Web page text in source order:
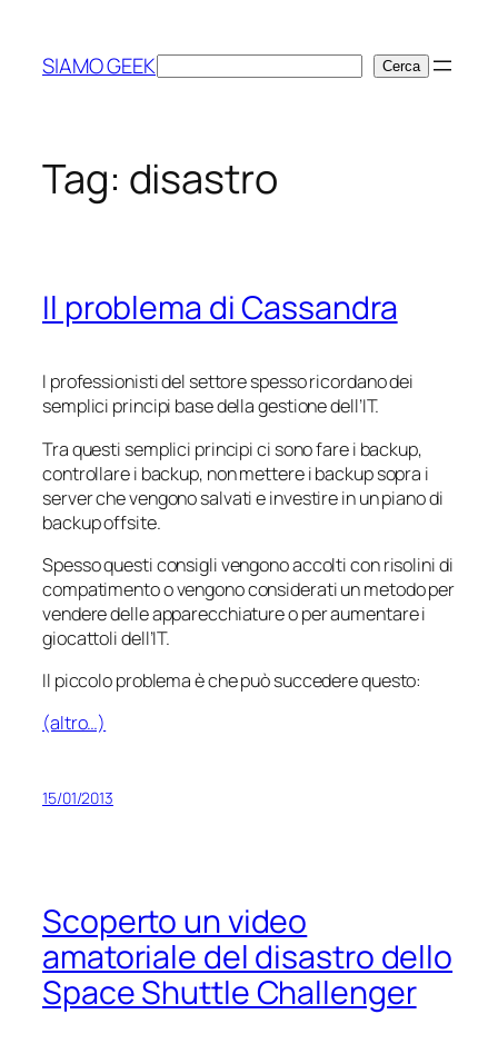
contenuto
SIAMO GEEKCerca Cerca
Tag: disastro
Il problema di Cassandra
I professionisti del settore spesso ricordano dei
semplici principi base della gestione dell’IT.
Tra questi semplici principi ci sono fare i backup,
controllare i backup, non mettere i backup sopra i
server che vengono salvati e investire in un piano di
backup offsite.
Spesso questi consigli vengono accolti con risolini di
compatimento o vengono considerati un metodo per
vendere delle apparecchiature o per aumentare i
giocattoli dell’IT.
Il piccolo problema è che può succedere questo:
(altro…)
15/01/2013
Scoperto un video
amatoriale del disastro dello
Space Shuttle Challenger